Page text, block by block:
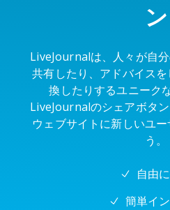
ン
LiveJournalは、人々が自
共有したり、アドバイス
換したりするユニーク
LiveJournalのシェアボタ
ウェブサイトに新しいユ
う。
自由
簡単イ